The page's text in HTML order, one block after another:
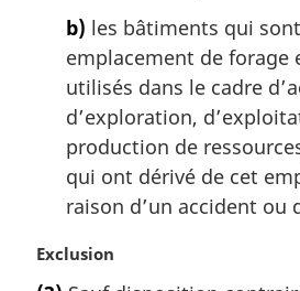
b) les bâtiments qui
emplacement de forage
utilisés dans le cadre
d’exploration,
production de
qui ont dérivé de cet
raison d’un accident ou
N
Exclusion